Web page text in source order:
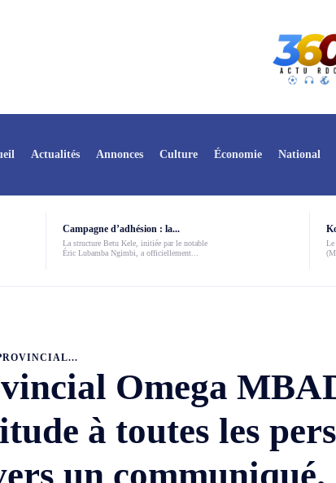
Actualités Annonces Culture Économie National
Campagne d’adhésion : la...
La structure Betu Kele, initiée par le notable
Éric Lubamba Ngimbi, a officiellement...
Le
Omega
à toutes les
un communiqué.